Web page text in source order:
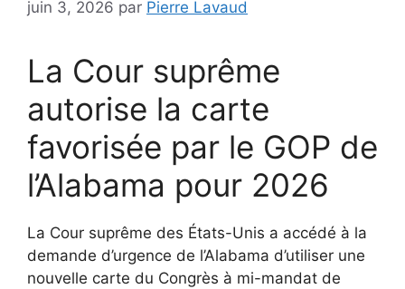
juin 3, 2026 par Pierre Lavaud
La Cour suprême
autorise la carte
favorisée par le GOP de
l’Alabama pour 2026
La Cour suprême des États-Unis a accédé à la
demande d’urgence de l’Alabama d’utiliser une
nouvelle carte du Congrès à mi-mandat de